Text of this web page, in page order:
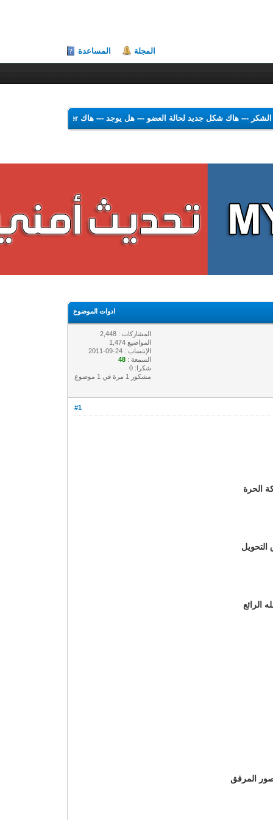
المجلة المساعدة
الشكر---هاك شكل جديد لحالة العضو---هل يوجد---هاك Theme Color Changer
ادوات الموضوع
المشاركات : 2,448
المواضيع 1,474
الإنتساب : 24-09-2011
السمعة :48
شكرا: 0
مشكور 1 مرة في 1 موضوع
#1
الحرة
الرائع